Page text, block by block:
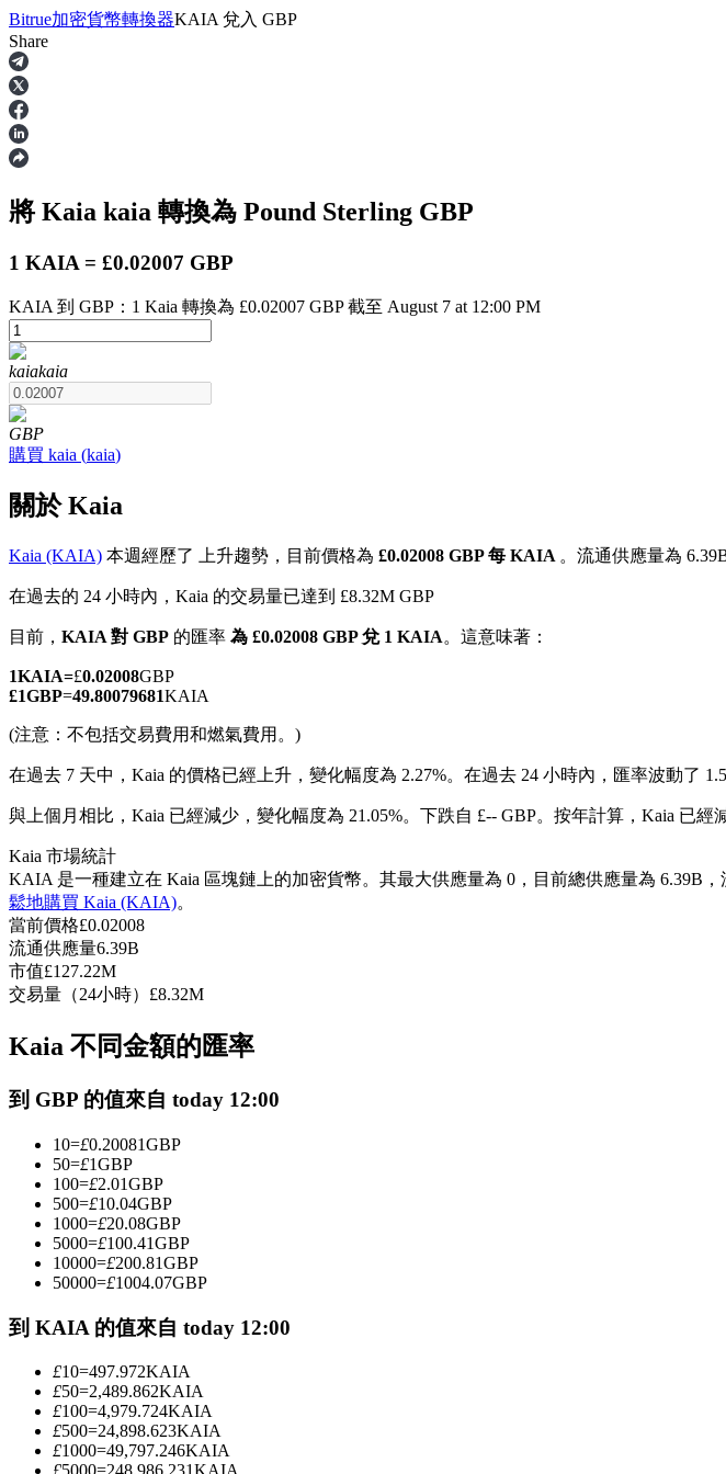
合約
多種以USDT結算的永續合約
TradFi
美股、外匯、貴金屬及大宗商品衍生性商品
USDC永續
多種以USDC結算的永續合約
跟單
與頂尖交易專家同行
Bitrue加密貨幣轉換器KAIA 兌入 GBP
Share
將 Kaia kaia 轉換為 Pound Sterling GBP
1 KAIA = £0.02007 GBP
KAIA 到 GBP：1 Kaia 轉換為 £0.02007 GBP 截至 August 7 at 12:00 PM
kaiakaia
GBP
購買 kaia (kaia)
關於 Kaia
Kaia (KAIA) 本週經歷了 上升趨勢，目前價格為 £0.02008 GBP 每 KAIA 。流通供應量為
在過去的 24 小時內，Kaia 的交易量已達到 £8.32M GBP
目前， KAIA 對 GBP 的匯率 為 £0.02008 GBP 兌 1 KAIA。這意味著：
1KAIA=£0.02008GBP
£1GBP=49.80079681KAIA
(注意：不包括交易費用和燃氣費用。)
在過去 7 天中，Kaia 的價格已經上升，變化幅度為 2.27%。 在過去 24 小時內，匯率波動了
與上個月相比，Kaia 已經減少，變化幅度為 21.05%。下跌自 £-- GBP。 按年計算，Kaia 已經
Kaia 市場統計
KAIA 是一種建立在 Kaia 區塊鏈上的加密貨幣。其最大供應量為 0，目前總供應量為 6.39B
鬆地購買 Kaia (KAIA)。
當前價格£0.02008
流通供應量6.39B
市值£127.22M
交易量（24小時） £8.32M
Kaia 不同金額的匯率
到 GBP 的值來自 today 12:00
10=£0.20081GBP
50=£1GBP
100=£2.01GBP
500=£10.04GBP
1000=£20.08GBP
5000=£100.41GBP
10000=£200.81GBP
50000=£1004.07GBP
到 KAIA 的值來自 today 12:00
£10=497.972KAIA
£50=2,489.862KAIA
£100=4,979.724KAIA
£500=24,898.623KAIA
£1000=49,797.246KAIA